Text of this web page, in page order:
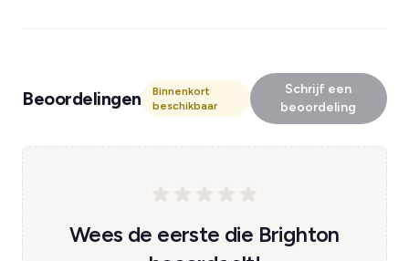
Beoordelingen
Binnenkort
beschikbaar
Schrijf een
beoordeling
Wees de eerste die Brighton